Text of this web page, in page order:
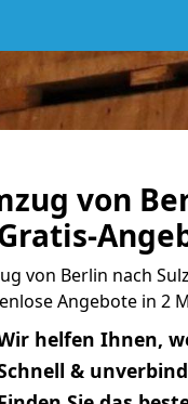
von
von Berlin nach
Angebote in 2
helfen Ihnen,
&